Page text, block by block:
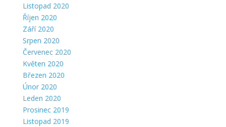
Listopad 2020
Říjen 2020
Září 2020
Srpen 2020
Červenec 2020
Květen 2020
Březen 2020
Únor 2020
Leden 2020
Prosinec 2019
Listopad 2019